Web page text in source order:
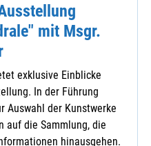
mit Msgr.
exklusive Einblicke
In der Führung
Auswahl der Kunstwerke
auf die Sammlung, die
hinausgehen.